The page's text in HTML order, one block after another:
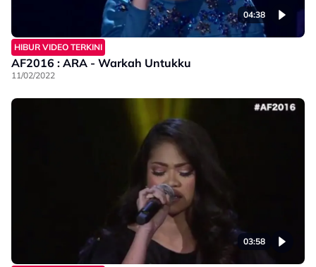
04:38
HIBUR VIDEO TERKINI
AF2016 : ARA - Warkah Untukku
11/02/2022
03:58